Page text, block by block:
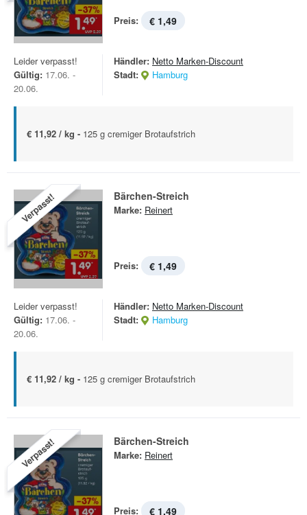
Preis: € 1,49
Leider verpasst!
Gültig: 17.06. -
20.06.
Händler: Netto Marken-Discount
Stadt:
Hamburg
€ 11,92 / kg - 125 g cremiger Brotaufstrich
Verpasst! Bärchen-Streich
Marke: Reinert
Preis: € 1,49
Leider verpasst!
Gültig: 17.06. -
20.06.
Händler: Netto Marken-Discount
Stadt:
Hamburg
€ 11,92 / kg - 125 g cremiger Brotaufstrich
Verpasst! Bärchen-Streich
Marke: Reinert
Preis: € 1,49